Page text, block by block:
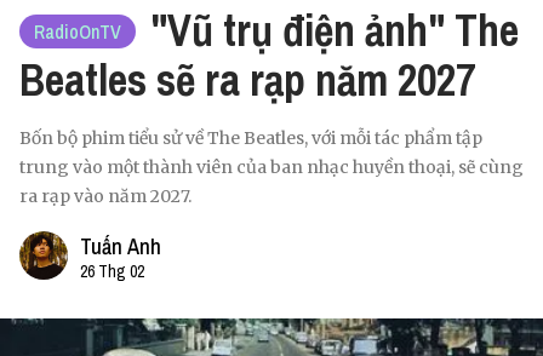
RadioOnTV
"Vũ trụ điện ảnh" The
Beatles sẽ ra rạp năm 2027
Bốn bộ phim tiểu sử về The Beatles, với mỗi tác phẩm tập
trung vào một thành viên của ban nhạc huyền thoại, sẽ cùng
ra rạp vào năm 2027.
Tuấn Anh
26 Thg 02